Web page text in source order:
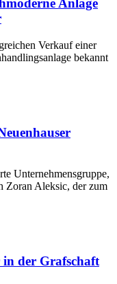
Anlage
Verkauf einer
bekannt
Unternehmensgruppe,
Zoran Aleksic, der zum
in der Grafschaft